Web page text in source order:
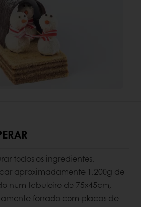
todos os ingredientes.
aproximadamente 1.200g de
num tabuleiro de 75x45cm,
forrado com placas de